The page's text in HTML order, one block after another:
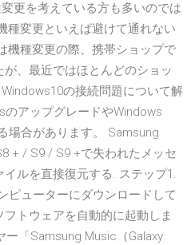
更を考えている方も多いのでは
種変更といえば避けて通れない
機種変更の際、携帯ショップで
、最近ではほとんどのショッ
の接続問題について解
アップグレードやWindows
場合があります。 Samsung
+ / S9 / S9 +で失われたメッセ
ルを直接復元する. ステップ1.
ピューターにダウンロードして
トウェアを自動的に起動しま
ー「Samsung Music（Galaxy